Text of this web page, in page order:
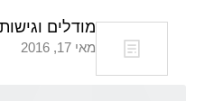
מודלים
מאי 17, 2016